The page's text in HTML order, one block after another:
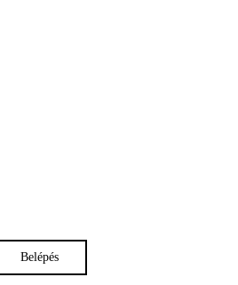
Belépés